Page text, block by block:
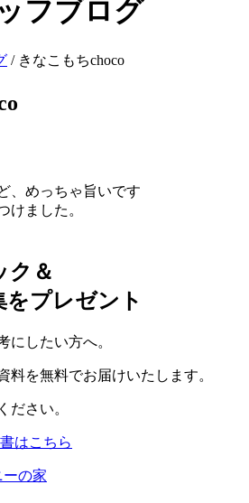
フブログ
/ きなこもちchoco
、めっちゃ旨いです
けました。
ク＆
プレゼント
にしたい方へ。
料を無料でお届けいたします。
ださい。
ーの家